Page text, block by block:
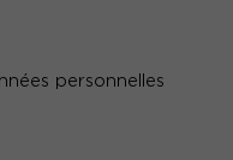
personnelles